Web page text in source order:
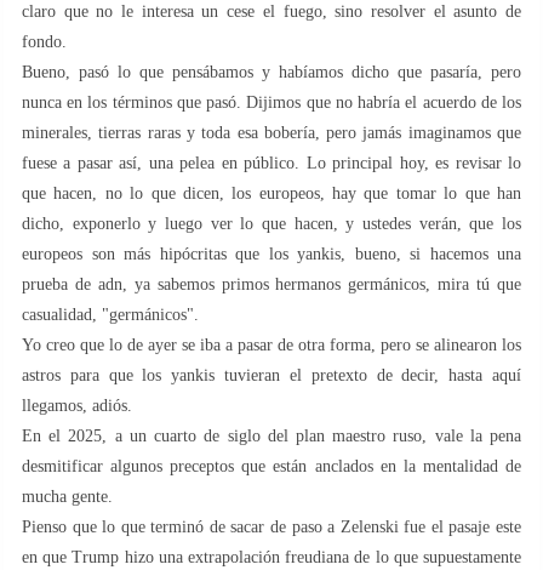
claro que no le interesa un cese el fuego, sino resolver el asunto de
fondo.
Bueno, pasó lo que pensábamos y habíamos dicho que pasaría, pero
nunca en los términos que pasó. Dijimos que no habría el acuerdo de los
minerales, tierras raras y toda esa bobería, pero jamás imaginamos que
fuese a pasar así, una pelea en público. Lo principal hoy, es revisar lo
que hacen, no lo que dicen, los europeos, hay que tomar lo que han
dicho, exponerlo y luego ver lo que hacen, y ustedes verán, que los
europeos son más hipócritas que los yankis, bueno, si hacemos una
prueba de adn, ya sabemos primos hermanos germánicos, mira tú que
casualidad, "germánicos".
Yo creo que lo de ayer se iba a pasar de otra forma, pero se alinearon los
astros para que los yankis tuvieran el pretexto de decir, hasta aquí
llegamos, adiós.
En el 2025, a un cuarto de siglo del plan maestro ruso, vale la pena
desmitificar algunos preceptos que están anclados en la mentalidad de
mucha gente.
Pienso que lo que terminó de sacar de paso a Zelenski fue el pasaje este
en que Trump hizo una extrapolación freudiana de lo que supuestamente